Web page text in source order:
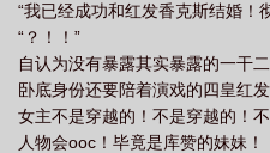
“我已经成功和红发香克斯结婚！
“？！！”
自认为没有暴露其实暴露的一干
卧底身份还要陪着演戏的四皇红发
女主不是穿越的！不是穿越的！
人物会ooc！毕竟是库赞的妹妹！